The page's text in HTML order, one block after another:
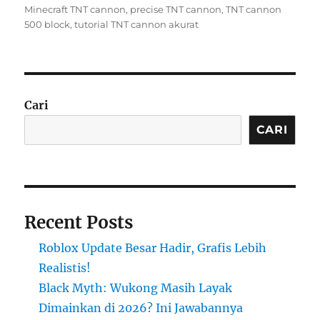
on
Minecraft TNT cannon, precise TNT cannon,TNT cannon
500 block,tutorial TNT cannon akurat
Cari
CARI
Recent Posts
Roblox Update Besar Hadir, Grafis Lebih
Realistis!
Black Myth: Wukong Masih Layak
Dimainkan di 2026? Ini Jawabannya